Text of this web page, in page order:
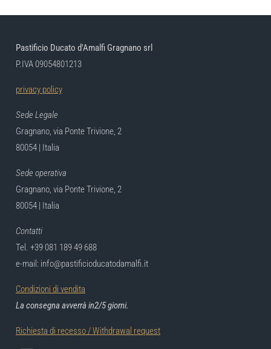
Pastificio Ducato d'Amalfi Gragnano srl
P.IVA 09054801213
privacy policy
Sede Legale
Gragnano, via Ponte Trivione, 2
80054 | Italia
Sede operativa
Gragnano, via Ponte Trivione, 2
80054 | Italia
Contatti
Tel. +39 081 189 49 688
e-mail: info@pastificioducatodamalfi.it
Condizioni di vendita
La consegna avverrà in2/5 giorni.
Richiesta di recesso / Withdrawal request